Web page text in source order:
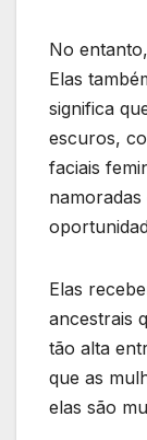
No
Elas
significa
escuros,
faciais
Elas
ancestrais
tão alta
que as
elas são